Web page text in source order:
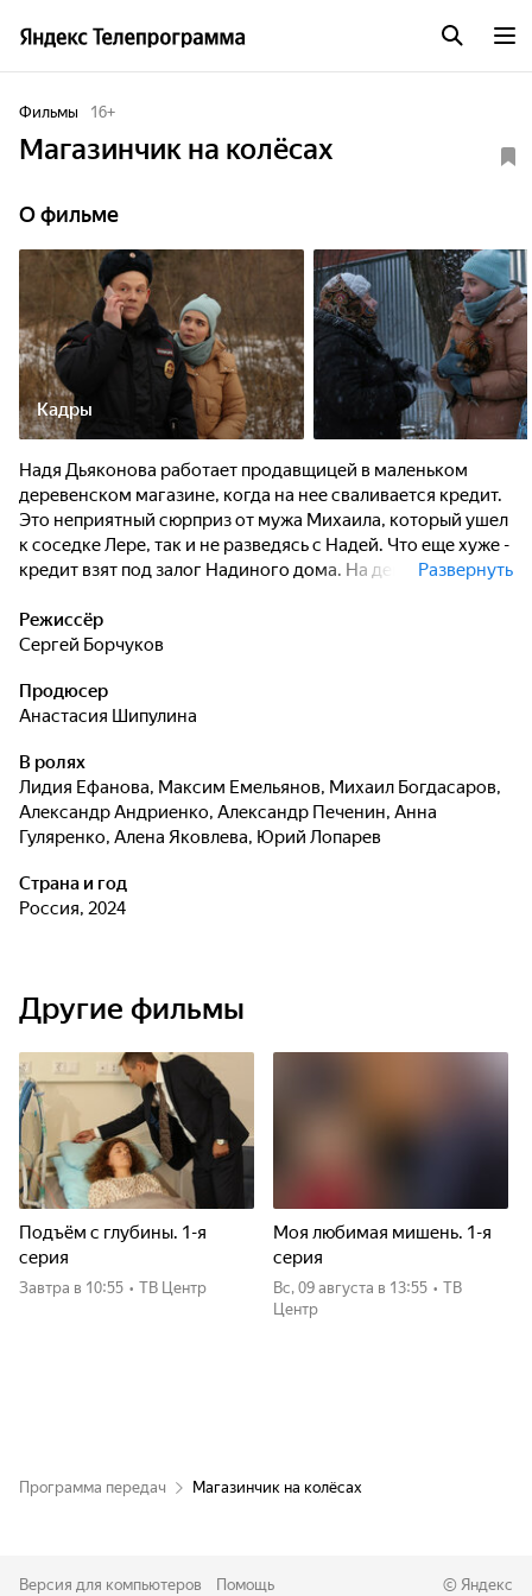
Фильмы 16+
Магазинчик на колёсах
О фильме
Кадры
Надя Дьяконова работает продавщицей в маленьком
деревенском магазине, когда на нее сваливается кредит.
Это неприятный сюрприз от мужа Михаила, который ушел
к соседке Лере, так и не разведясь с Надей. Что еще хуже -
кредит взят под залог Надиного дома. На деньги банка
неизвестном направлении. Вместе с участковым Игнатом
Надя принимается за поиск Михаила, одновременно
накупить продуктов и самой ездить по ближайшим
деревням с автолавкой. Куда исчез Михаил и сможет ли
своими чувствами к бывшему мужу и напарнику-
участковому?
Развернуть
Режиссёр
Сергей Борчуков
Продюсер
Анастасия Шипулина
В ролях
Лидия Ефанова, Максим Емельянов, Михаил Богдасаров,
Александр Андриенко, Александр Печенин, Анна
Гуляренко, Алена Яковлева, Юрий Лопарев
Страна и год
Россия, 2024
Другие фильмы
Подъём с глубины. 1-я
серия
Завтра в 10:55 • ТВ Центр
Моя любимая мишень. 1-я
серия
вс, 09 августа в 13:55 • ТВ
Центр
Программа передач Магазинчик на колёсах
Версия для компьютеров Помощь © Яндекс